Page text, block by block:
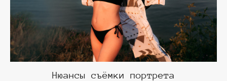
Нюансы съёмки портрета